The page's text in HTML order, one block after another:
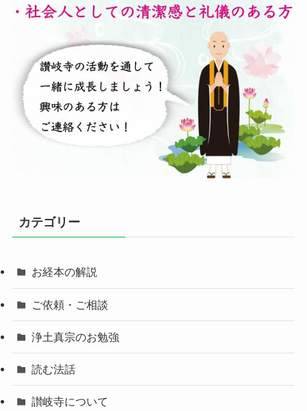
カテゴリー
お経本の解説
ご依頼・ご相談
浄土真宗のお勉強
読む法話
讃岐寺について